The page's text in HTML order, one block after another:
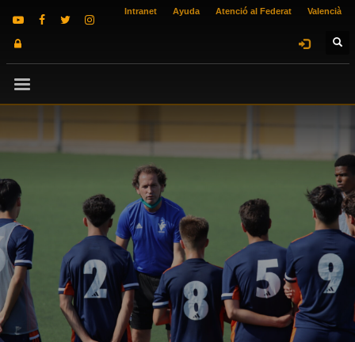
Intranet Ayuda Atenció al Federat Valencià